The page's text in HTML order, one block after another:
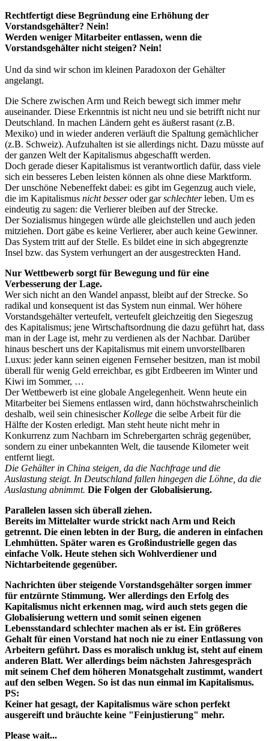
Rechtfertigt diese Begründung eine Erhöhung der
Vorstandsgehälter? Nein!
Werden weniger Mitarbeiter entlassen, wenn die
Vorstandsgehälter nicht steigen? Nein!
Und da sind wir schon im kleinen Paradoxon der Gehälter
angelangt.
Die Schere zwischen Arm und Reich bewegt sich immer mehr
auseinander. Diese Erkenntnis ist nicht neu und sie betrifft nicht nur
Deutschland. In machen Ländern geht es äußerst rasant (z.B.
Mexiko) und in wieder anderen verläuft die Spaltung gemächlicher
(z.B. Schweiz). Aufzuhalten ist sie allerdings nicht. Dazu müsste auf
der ganzen Welt der Kapitalismus abgeschafft werden.
Doch gerade dieser Kapitalismus ist verantwortlich dafür, dass viele
sich ein besseres Leben leisten können als ohne diese Marktform.
Der unschöne Nebeneffekt dabei: es gibt im Gegenzug auch viele,
die im Kapitalismus nicht besseroder garschlechterleben. Um es
eindeutig zu sagen: die Verlierer bleiben auf der Strecke.
Der Sozialismus hingegen würde alle gleichstellen und auch jeden
mitziehen. Dort gäbe es keine Verlierer, aber auch keine Gewinner.
Das System tritt auf der Stelle. Es bildet eine in sich abgegrenzte
Insel bzw. das System verhungert an der ausgestreckten Hand.
Nur Wettbewerb sorgt für Bewegung und für eine
Verbesserung der Lage.
Wer sich nicht an den Wandel anpasst, bleibt auf der Strecke. So
radikal und konsequent ist das System nun einmal. Wer höhere
Vorstandsgehälter verteufelt, verteufelt gleichzeitig den Siegeszug
des Kapitalismus; jene Wirtschaftsordnung die dazu geführt hat, dass
man in der Lage ist, mehr zu verdienen als der Nachbar. Darüber
hinaus beschert uns der Kapitalismus mit einem unvorstellbaren
Luxus: jeder kann seinen eigenen Fernseher besitzen, man ist mobil
überall für wenig Geld erreichbar, es gibt Erdbeeren im Winter und
Kiwi im Sommer, …
Der Wettbewerb ist eine globale Angelegenheit. Wenn heute ein
Mitarbeiter bei Siemens entlassen wird, dann höchstwahrscheinlich
deshalb, weil sein chinesischer Kollege die selbe Arbeit für die
Hälfte der Kosten erledigt. Man steht heute nicht mehr in
Konkurrenz zum Nachbarn im Schrebergarten schräg gegenüber,
sondern zu einer unbekannten Welt, die tausende Kilometer weit
entfernt liegt.
Die Gehälter in China steigen, da die Nachfrage und die
Auslastung steigt. In Deutschland fallen hingegen die Löhne, da die
Auslastung abnimmt. Die Folgen der Globalisierung.
Parallelen lassen sich überall ziehen.
Bereits im Mittelalter wurde strickt nach Arm und Reich
getrennt. Die einen lebten in der Burg, die anderen in einfachen
Lehmhütten. Später waren es Großindustrielle gegen das
einfache Volk. Heute stehen sich Wohlverdiener und
Nichtarbeitende gegenüber.
Nachrichten über steigende Vorstandsgehälter sorgen immer
für entzürnte Stimmung. Wer allerdings den Erfolg des
Kapitalismus nicht erkennen mag, wird auch stets gegen die
Globalisierung wettern und somit seinen eigenen
Lebensstandard schlechter machen als er ist. Ein größeres
Gehalt für einen Vorstand hat noch nie zu einer Entlassung von
Arbeitern geführt. Dass es moralisch unklug ist, steht auf einem
anderen Blatt. Wer allerdings beim nächsten Jahresgespräch
mit seinem Chef dem höheren Monatsgehalt zustimmt, wandert
auf den selben Wegen. So ist das nun einmal im Kapitalismus.
PS:
Keiner hat gesagt, der Kapitalismus wäre schon perfekt
ausgereift und bräuchte keine "Feinjustierung" mehr.
Please wait...